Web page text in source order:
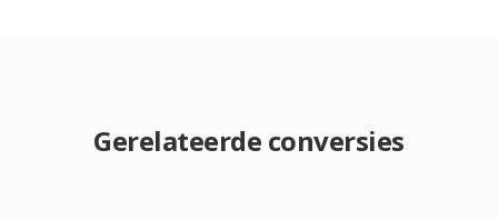
Gerelateerde conversies